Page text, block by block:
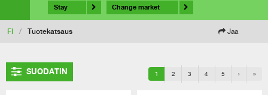
Stay Change market
FI / Tuotekatsaus Jaa
SUODATIN 1 2 3 4 5 › »